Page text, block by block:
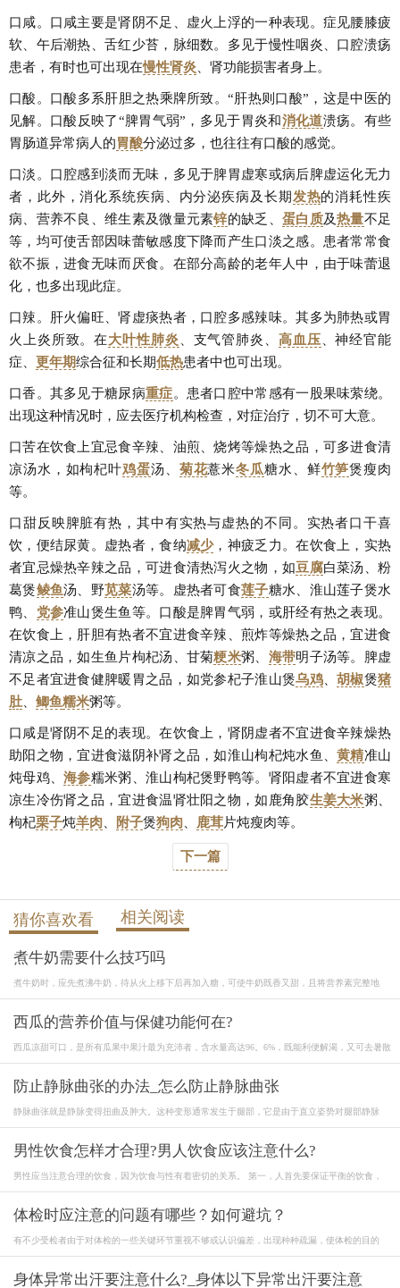
口咸。口咸主要是肾阴不足、虚火上浮的一种表现。症见腰膝疲
软、午后潮热、舌红少苔，脉细数。多见于慢性咽炎、口腔溃疡
患者，有时也可出现在慢性肾炎、肾功能损害者身上。
口酸。口酸多系肝胆之热乘牌所致。“肝热则口酸”，这是中医的
见解。口酸反映了“脾胃气弱”，多见于胃炎和消化道溃疡。有些
胃肠道异常病人的胃酸分泌过多，也往往有口酸的感觉。
口淡。口腔感到淡而无味，多见于脾胃虚寒或病后脾虚运化无力
者，此外，消化系统疾病、内分泌疾病及长期发热的消耗性疾
病、营养不良、维生素及微量元素锌的缺乏、 蛋白质及热量不足
等，均可使舌部因味蕾敏感度下降而产生口淡之感。患者常常食
欲不振，进食无味而厌食。在部分高龄的老年人中，由于味蕾退
化，也多出现此症。
口辣。肝火偏旺、肾虚痰热者，口腔多感辣味。其多为肺热或胃
火上炎所致。在大叶性肺炎、支气管肺炎、 高血压、神经官能
症、 更年期综合征和长期低热患者中也可出现。
口香。其多见于糖尿病重症。患者口腔中常感有一股果味萦绕。
出现这种情况时，应去医疗机构检查，对症治疗，切不可大意。
口苦在饮食上宜忌食辛辣、油煎、烧烤等燥热之品，可多进食清
凉汤水，如枸杞叶鸡蛋汤、 菊花薏米冬瓜糖水、鲜竹笋煲瘦肉
等。
口甜反映脾脏有热，其中有实热与虚热的不同。实热者口干喜
饮，便结尿黄。虚热者，食纳减少，神疲乏力。在饮食上，实热
者宜忌燥热辛辣之品，可进食清热泻火之物，如豆腐白菜汤、粉
葛煲鲮鱼汤、野苋菜汤等。虚热者可食莲子糖水、淮山莲子煲水
鸭、 党参准山煲生鱼等。口酸是脾胃气弱，或肝经有热之表现。
在饮食上，肝胆有热者不宜进食辛辣、煎炸等燥热之品，宜进食
清凉之品，如生鱼片枸杞汤、甘菊粳米粥、 海带明子汤等。脾虚
不足者宜进食健脾暖胃之品，如党参杞子淮山煲乌鸡、胡椒煲猪
肚、 鲫鱼糯米粥等。
口咸是肾阴不足的表现。在饮食上，肾阴虚者不宜进食辛辣燥热
助阳之物，宜进食滋阴补肾之品，如淮山枸杞炖水鱼、黄精准山
炖母鸡、海参糯米粥、淮山枸杞煲野鸭等。肾阳虚者不宜进食寒
凉生冷伤肾之品，宜进食温肾壮阳之物，如鹿角胶生姜大米粥、
枸杞栗子炖羊肉、 附子煲狗肉、 鹿茸片炖瘦肉等。
下一篇
猜你喜欢看 相关阅读
煮牛奶需要什么技巧吗
煮牛奶时，应先煮沸牛奶，待从火上移下后再加入糖，可使牛奶既香又甜，且将营养素完整地
西瓜的营养价值与保健功能何在?
西瓜凉甜可口，是所有瓜果中果汁最为充沛者，含水量高达96。6%，既能利便解渴，又可去暑散
防止静脉曲张的办法_怎么防止静脉曲张
静脉曲张就是静脉变得扭曲及肿大。这种变形通常发生于腿部，它是由于直立姿势对腿部静脉
男性饮食怎样才合理?男人饮食应该注意什么?
男性应当注意合理的饮食，因为饮食与性有着密切的关系。 第一，人首先要保证平衡的饮食，
体检时应注意的问题有哪些？如何避坑？
有不少受检者由于对体检的一些关键环节重视不够或认识偏差，出现种种疏漏，使体检的目的
身体异常出汗要注意什么?_身体以下异常出汗要注意